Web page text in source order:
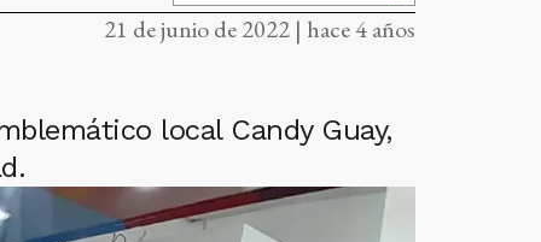
21 de junio de 2022 | hace 4 años
local Candy Guay,